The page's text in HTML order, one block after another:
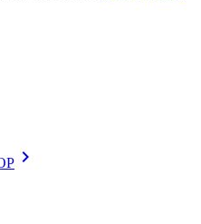
chevron_right